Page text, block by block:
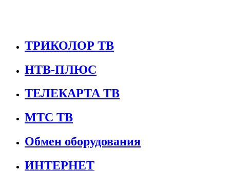
ТРИКОЛОР ТВ
НТВ-ПЛЮС
ТЕЛЕКАРТА ТВ
МТС ТВ
Обмен оборудования
ИНТЕРНЕТ